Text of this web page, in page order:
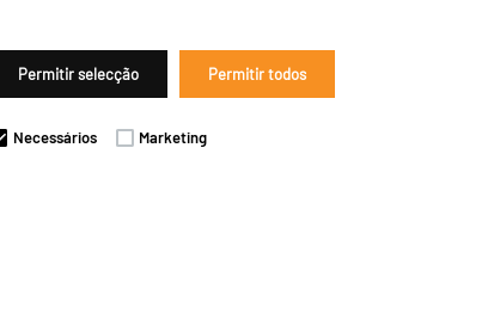
Permitir selecção Permitir todos
Necessários Marketing